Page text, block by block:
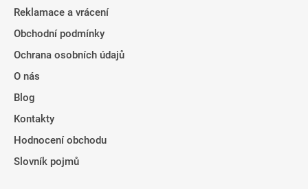
Reklamace a vrácení
Obchodní podmínky
Ochrana osobních údajů
O nás
Blog
Kontakty
Hodnocení obchodu
Slovník pojmů